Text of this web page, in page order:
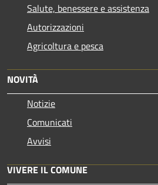
Salute, benessere e assistenza
Autorizzazioni
Agricoltura e pesca
NOVITÀ
Notizie
Comunicati
Avvisi
VIVERE IL COMUNE